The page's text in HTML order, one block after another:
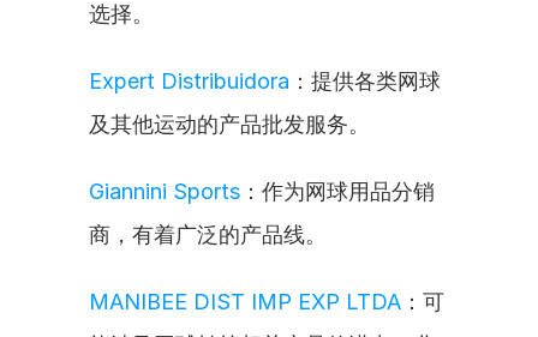
选择。
Expert Distribuidora ：提供各类网球
及其他运动的产品批发服务。
Giannini Sports ：作为网球用品分销
商，有着广泛的产品线。
MANIBEE DIST IMP EXP LTDA ：可